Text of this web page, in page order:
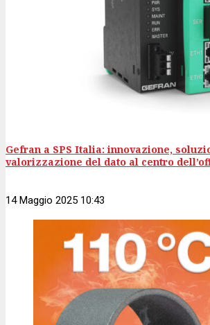
Gefran a SPS Italia: innovazione,
valorizzazione del dato al centro
14 Maggio 2025 10:43